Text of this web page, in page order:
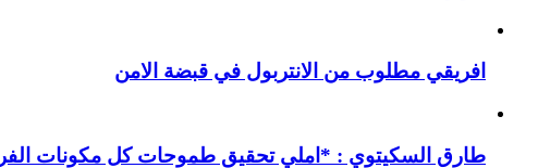
افريقي مطلوب من الانتربول في قبضة الامن
طارق السكيتوي : *املي تحقيق طموحات كل مكونات